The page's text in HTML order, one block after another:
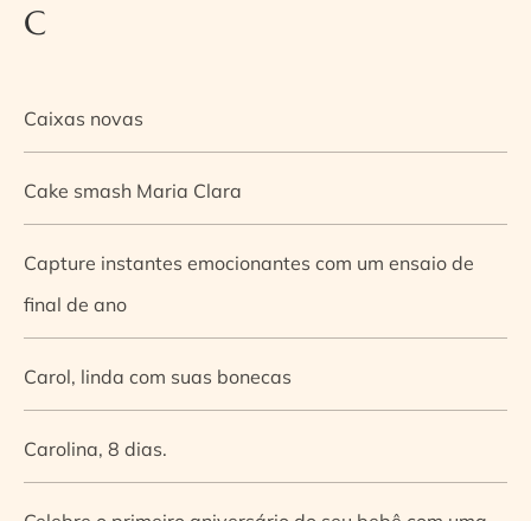
C
Caixas novas
Cake smash Maria Clara
Capture instantes emocionantes com um ensaio de
final de ano
Carol, linda com suas bonecas
Carolina, 8 dias.